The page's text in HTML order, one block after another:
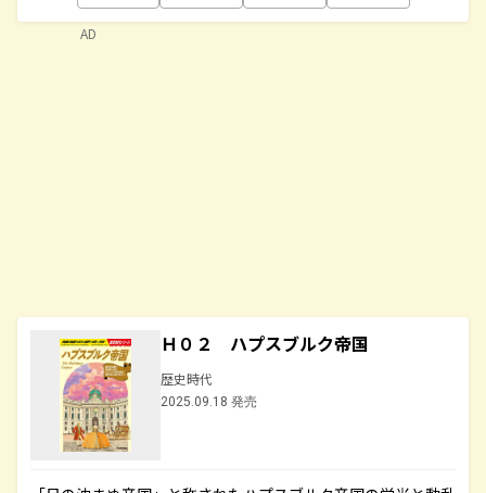
Ｈ０２ ハプスブルク帝国
歴史時代
2025.09.18 発売
AD